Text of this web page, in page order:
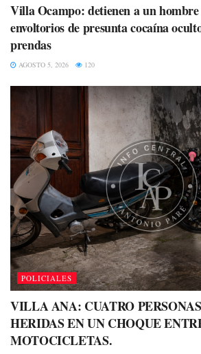
Villa Ocampo: detienen a un
envoltorios de presunta cocaína
prendas
AGOSTO 5, 2026 120
POLICIALES
VILLA ANA: CUATRO
HERIDAS EN UN CHOQUE
MOTOCICLETAS.